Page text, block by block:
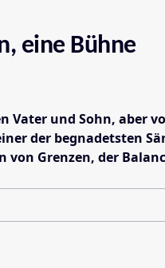
eine Bühne
Vater und Sohn,
der begnadetsten
von Grenzen, der